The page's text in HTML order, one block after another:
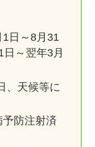
日～8月31
～翌年3月
、天候等に
防注射済